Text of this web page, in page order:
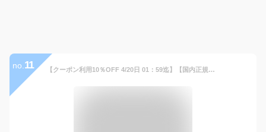
no. 11 【クーポン利用10％OFF 4/20日 01：59迄】【国内正規代理店】MINIFOCUS メンズ 腕時計 防水 クロノグラフ おしゃれ ミニフォーカス 男性用 時計 ミリターリー クォーツ カッコイイ 彼氏 誕生日 ギフト オシャレ 父の日 プレゼント お祝い 10代 20代 30代 40代 50代 SALE